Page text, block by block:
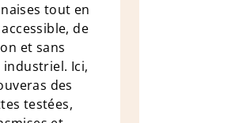
tout en
de
et sans
Ici,
des
testées,